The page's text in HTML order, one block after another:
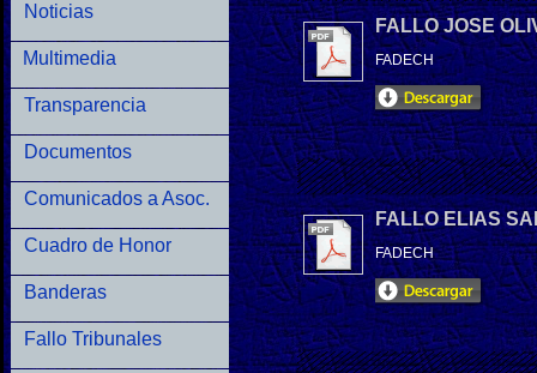
Noticias
Multimedia
Transparencia
Documentos
Comunicados a Asoc.
Cuadro de Honor
Banderas
Fallo Tribunales
FALLO JOSE
FADECH
FALLO ELIAS
FADECH